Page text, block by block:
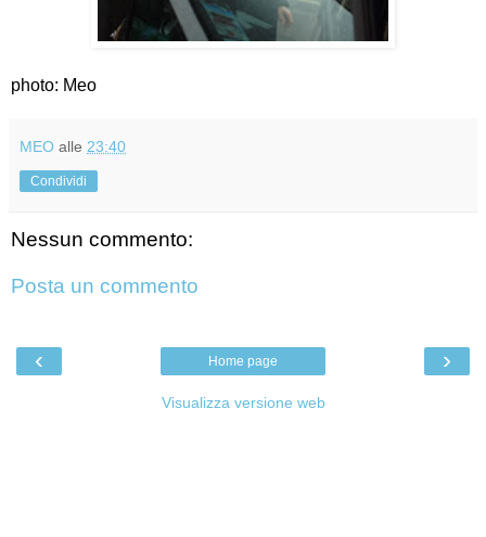
photo: Meo
MEO alle 23:40
Condividi
Nessun commento:
Posta un commento
‹ ›
Home page
Visualizza versione web